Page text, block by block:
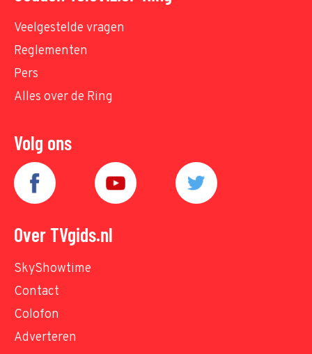
Veelgestelde vragen
Reglementen
Pers
Alles over de Ring
Volg ons
Over TVgids.nl
SkyShowtime
Contact
Colofon
Adverteren